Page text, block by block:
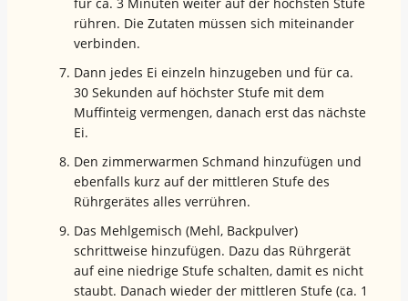
rühren. Die Zutaten müssen sich miteinander
verbinden.
Dann jedes Ei einzeln hinzugeben und für ca.
30 Sekunden auf höchster Stufe mit dem
Muffinteig vermengen, danach erst das nächste
Ei.
Den zimmerwarmen Schmand hinzufügen und
ebenfalls kurz auf der mittleren Stufe des
Rührgerätes alles verrühren.
Das Mehlgemisch (Mehl, Backpulver)
schrittweise hinzufügen. Dazu das Rührgerät
auf eine niedrige Stufe schalten, damit es nicht
staubt. Danach wieder der mittleren Stufe (ca. 1